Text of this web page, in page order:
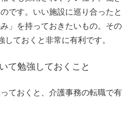
です。いい施設に巡り合ったと
」を持っておきたいもの。その
ておくと非常に有利です。
て勉強しておくこと
ておくと、介護事務の転職で有